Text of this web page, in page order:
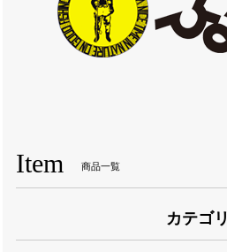
Item 商品一覧
カテゴリ